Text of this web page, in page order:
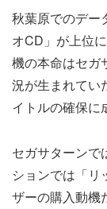
秋葉原でのデー
オCD」が上位
機の本命はセガ
況が生まれてい
イトルの確保に
セガサターンで
ションでは「リ
ザーの購入動機